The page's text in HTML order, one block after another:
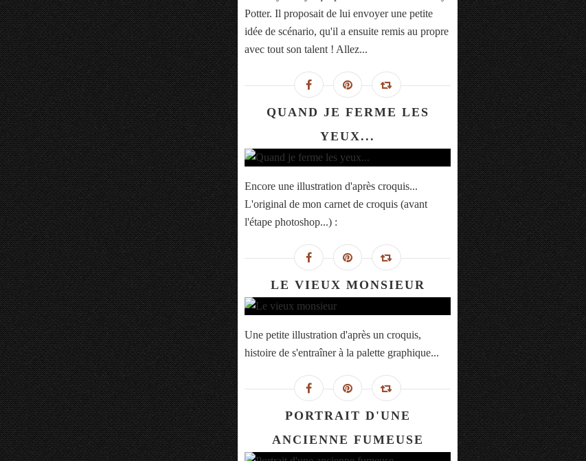
Potter. Il proposait de lui envoyer une petite
idée de scénario, qu'il a ensuite remis au propre
avec tout son talent ! Allez...
QUAND JE FERME LES
YEUX...
Encore une illustration d'après croquis...
L'original de mon carnet de croquis (avant
l'étape photoshop...) :
LE VIEUX MONSIEUR
Une petite illustration d'après un croquis,
histoire de s'entraîner à la palette graphique...
PORTRAIT D'UNE
ANCIENNE FUMEUSE